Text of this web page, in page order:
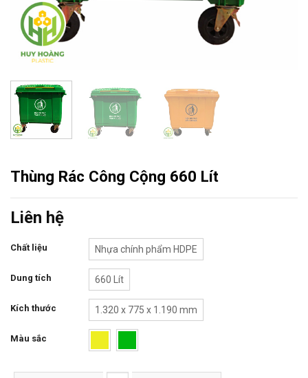
Thùng Rác Công Cộng 660 Lít
Liên hệ
Chất liệu Nhựa chính phẩm HDPE
Dung tích 660 Lít
Kích thước 1.320 x 775 x 1.190 mm
Màu sắc